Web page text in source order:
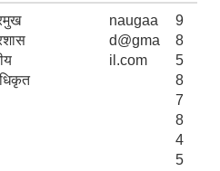
naugaa
d@gma
il.com
9
8
5
8
7
8
4
5